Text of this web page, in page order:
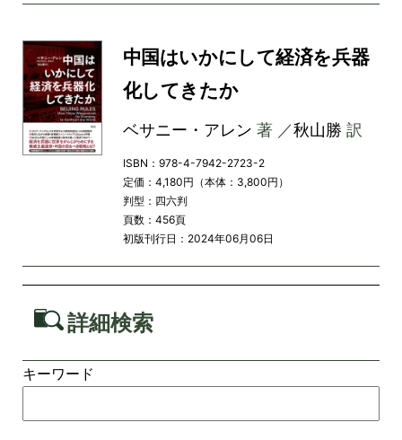
中国はいかにして経済を兵器
化してきたか
ベサニー・アレン 著 ／秋山勝 訳
ISBN：978-4-7942-2723-2
定価：4,180円（本体：3,800円）
判型：四六判
頁数：456頁
初版刊行日：2024年06月06日
詳細検索
キーワード